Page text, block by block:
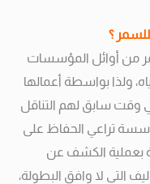
؟
من أوائل المؤسسات
ولذا بواسطة أعمالها
وقت سابق لهم التناقل
تراعي الحفاظ على
بعملية الكشف عن
التي لا وافق البطولة،